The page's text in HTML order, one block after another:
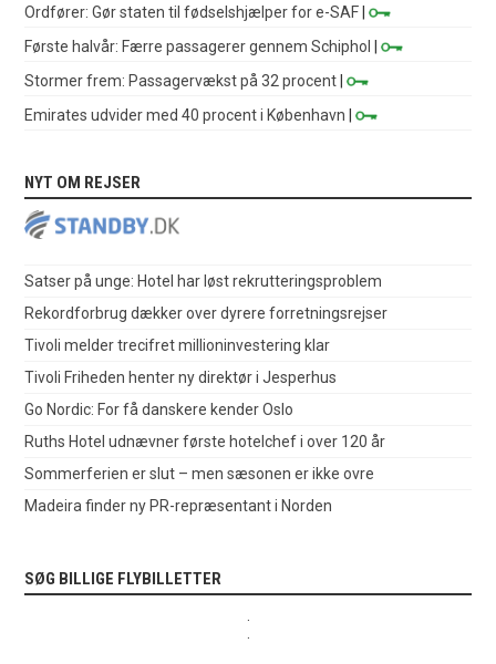
Ordfører: Gør staten til fødselshjælper for e-SAF |
Første halvår: Færre passagerer gennem Schiphol
|
Stormer frem: Passagervækst på 32 procent |
Emirates udvider med 40 procent i København |
NYT OM REJSER
Satser på unge: Hotel har løst rekrutteringsproblem
Rekordforbrug dækker over dyrere forretningsrejser
Tivoli melder trecifret millioninvestering klar
Tivoli Friheden henter ny direktør i Jesperhus
Go Nordic: For få danskere kender Oslo
Ruths Hotel udnævner første hotelchef i over 120 år
Sommerferien er slut – men sæsonen er ikke ovre
Madeira finder ny PR-repræsentant i Norden
SØG BILLIGE FLYBILLETTER